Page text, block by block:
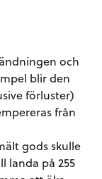
och
blir den
förluster)
från
gods skulle
landa på 255